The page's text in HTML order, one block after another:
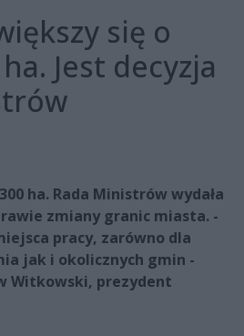
się o
Jest decyzja
ha. Rada Ministrów wydała
zmiany granic miasta. -
pracy, zarówno dla
jak i okolicznych gmin -
Witkowski, prezydent